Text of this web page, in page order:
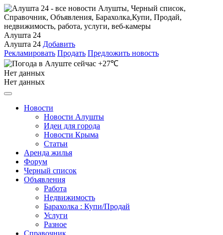
Алушта 24
Алушта 24 Добавить
Рекламировать Продать Предложить новость
+27℃
Нет данных
Нет данных
Новости
Новости Алушты
Идеи для города
Новости Крыма
Статьи
Аренда жилья
Форум
Черный список
Объявления
Работа
Недвижимость
Барахолка : Купи/Продай
Услуги
Разное
Справочник